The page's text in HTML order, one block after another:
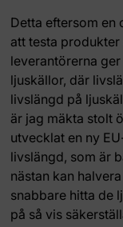
Detta eftersom en
att testa
leverantörerna
ljuskällor, där
livslängd på
är jag mäkta stolt
utvecklat en ny
livslängd, som är
nästan kan
snabbare hitta de
på så vis